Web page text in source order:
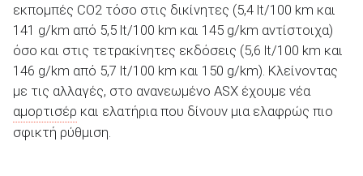
εκπομπές CO2 τόσο στις δικίνητες (5,4 lt/100 km και
141 g/km από 5,5 lt/100 km και 145 g/km αντίστοιχα)
όσο και στις τετρακίνητες εκδόσεις (5,6 lt/100 km και
146 g/km από 5,7 lt/100 km και 150 g/km). Κλείνοντας
με τις αλλαγές, στο ανανεωμένο ASX έχουμε νέα
αμορτισέρ και ελατήρια που δίνουν μια ελαφρώς πιο
σφικτή ρύθμιση.